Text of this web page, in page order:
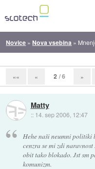
Novice » Nova vsebina »
«« « 2 / 6 »
Matty
:: 14. sep 2006, 12:47
Hehe naši neumni politiki
cenzra se mi zdi
obit tako blokado. Jst sm
komunizm.